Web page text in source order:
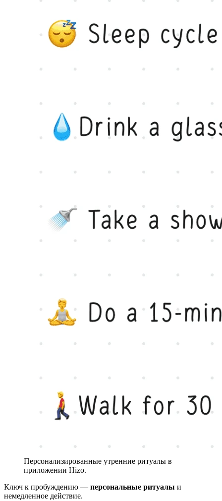
Персонализированные утренние ритуалы в
приложении Hizo.
Ключ к пробуждению — персональные ритуалы и
немедленное действие.